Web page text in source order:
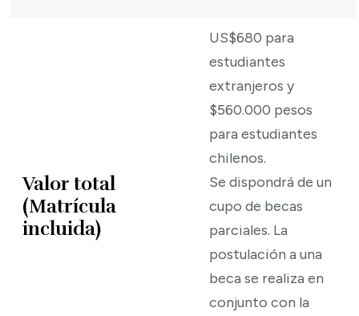
Valor total
(Matrícula
incluida)
US$680 para
estudiantes
extranjeros y
$560.000 pesos
para estudiantes
chilenos.
Se dispondrá de un
cupo de becas
parciales. La
postulación a una
beca se realiza en
conjunto con la